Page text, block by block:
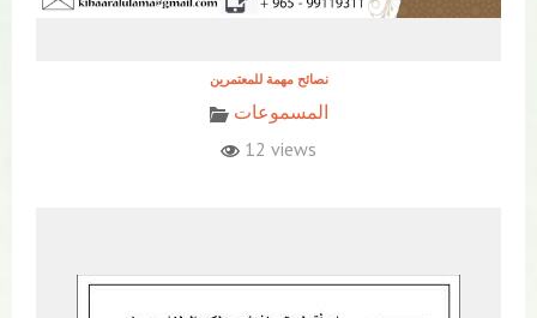
نصائح مهمة للمعتمرين
المسموعات
12 views